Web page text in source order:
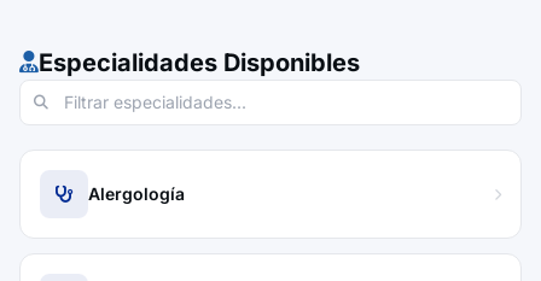
Especialidades Disponibles
Alergología